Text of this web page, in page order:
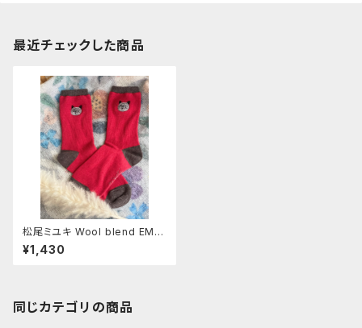
最近チェックした商品
松尾ミユキ Wool blend EM
B'D-cat《Leo》
¥1,430
同じカテゴリの商品